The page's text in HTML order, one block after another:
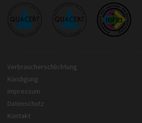
Verbraucherschlichtung
Kündigung
Impressum
Datenschutz
Kontakt